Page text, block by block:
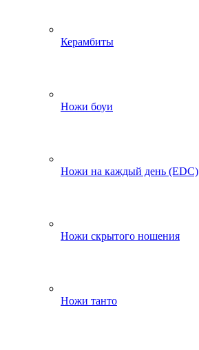
Керамбиты
Ножи боуи
Ножи на каждый день (EDC)
Ножи скрытого ношения
Ножи танто